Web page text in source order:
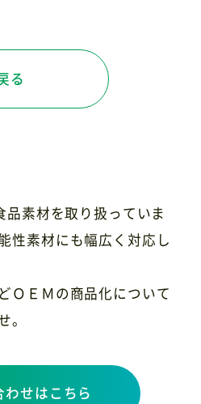
る
品素材を取り扱っていま
性素材にも幅広く対応し
ＯＥＭの商品化について
。
わせはこちら